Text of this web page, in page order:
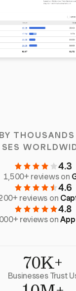
SES
4.3
1,500+ reviews on
4.6
reviews on
4.8
reviews on
70K+
Businesses Trust